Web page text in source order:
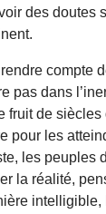
des doutes
compte
pas dans
fruit de siècles
pour les
les peuples
la réalité,
intelligible,